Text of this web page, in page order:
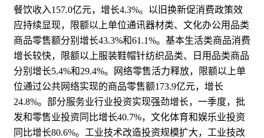
餐饮收入157.0亿元，增长4.3%。以旧换新促消费政策效
应持续显现，限额以上单位通讯器材类、文化办公用品类
商品零售额分别增长43.3%和61.1%。基本生活类商品消费
增长较快，限额以上服装鞋帽针纺织品类、日用品类商品
分别增长5.4%和29.4%。网络零售活力释放，限额以上单
位通过公共网络实现的商品零售额173.9亿元，增长
24.8%。部分服务业行业投资实现强劲增长，一季度，批
发和零售业投资同比增长40.7%，文化体育和娱乐业投资
同比增长80.6%。工业技术改造投资规模扩大，工业技改